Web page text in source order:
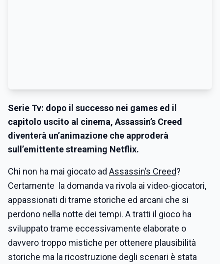
Serie Tv: dopo il successo nei games ed il
capitolo uscito al cinema, Assassin’s Creed
diventerà un’animazione che approderà
sull’emittente streaming Netflix.
Chi non ha mai giocato ad Assassin’s Creed?
Certamente la domanda va rivola ai video-giocatori,
appassionati di trame storiche ed arcani che si
perdono nella notte dei tempi. A tratti il gioco ha
sviluppato trame eccessivamente elaborate o
davvero troppo mistiche per ottenere plausibilità
storiche ma la ricostruzione degli scenari è stata